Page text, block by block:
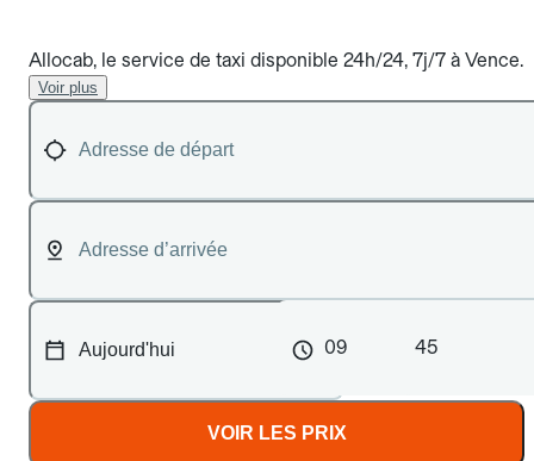
Allocab, le service de taxi disponible 24h/24, 7j/7 à Vence.
Voir plus
09 45
VOIR LES PRIX